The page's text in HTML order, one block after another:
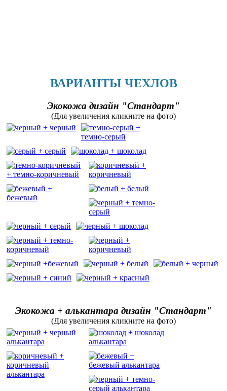
ВАРИАНТЫ ЧЕХЛОВ
Экокожа дизайн "Стандарт"
(Для увеличения кликните на фото)
Экокожа + алькантара дизайн "Стандарт"
(Для увеличения кликните на фото)